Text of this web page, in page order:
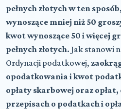
pełnych złotych w ten
wynoszące mniej niż 50
kwot wynoszące 50 i więcej
pełnych złotych. Jak stanowi
Ordynacji podatkowej,
opodatkowania i kwot
opłaty skarbowej oraz
przepisach o podatkach i